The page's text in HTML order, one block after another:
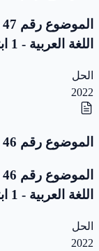
اللغة العربية - 1 ابتدائي
الحل
2022
الموضوع رقم 46
اللغة العربية - 1 ابتدائي
الحل
2022